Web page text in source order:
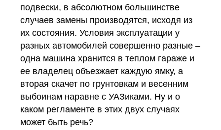
подвески, в абсолютном большинстве
случаев замены производятся, исходя из
их состояния. Условия эксплуатации у
разных автомобилей совершенно разные –
одна машина хранится в теплом гараже и
ее владелец объезжает каждую ямку, а
вторая скачет по грунтовкам и весенним
выбоинам наравне с УАЗиками. Ну и о
каком регламенте в этих двух случаях
может быть речь?